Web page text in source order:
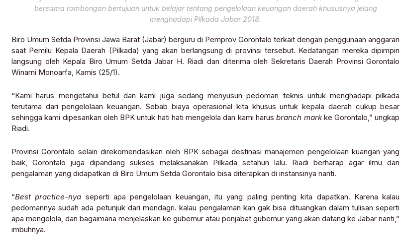
bersama rombongan bertujuan untuk belajar tentang pengelolaan keuangan daerah khususnya jelang
menghadapi Pilkada Jabar 2018.
Biro Umum Setda Provinsi Jawa Barat (Jabar) berguru di Pemprov Gorontalo terkait dengan penggunaan anggaran
saat Pemilu Kepala Daerah (Pilkada) yang akan berlangsung di provinsi tersebut. Kedatangan mereka dipimpin
langsung oleh Kepala Biro Umum Setda Jabar H. Riadi dan diterima oleh Sekretaris Daerah Provinsi Gorontalo
Winarni Monoarfa, Kamis (25/1).
“Kami harus mengetahui betul dan kami juga sedang menyusun pedoman teknis untuk menghadapi pilkada
terutama dari pengelolaan keuangan. Sebab biaya operasional kita khusus untuk kepala daerah cukup besar
sehingga kami dipesankan oleh BPK untuk hati hati mengelola dan kami harusbranch markke Gorontalo,” ungkap
Riadi.
Provinsi Gorontalo selain direkomendasikan oleh BPK sebagai destinasi manajemen pengelolaan kuangan yang
baik, Gorontalo juga dipandang sukses melaksanakan Pilkada setahun lalu. Riadi berharap agar ilmu dan
pengalaman yang didapatkan di Biro Umum Setda Gorontalo bisa diterapkan di instansinya nanti.
“Best practice-nya seperti apa pengelolaan keuangan, itu yang paling penting kita dapatkan. Karena kalau
pedomannya sudah ada petunjuk dari mendagri. kalau pengalaman kan gak bisa dituangkan dalam tulisan seperti
apa mengelola, dan bagaimana menjelaskan ke gubernur atau penjabat gubernur yang akan datang ke Jabar nanti,”
imbuhnya.